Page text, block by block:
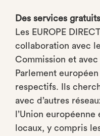
Des services
Les EUROPE
collaboration avec
Commission et
Parlement
respectifs. Ils
avec d’autres
l’Union
locaux, y compris